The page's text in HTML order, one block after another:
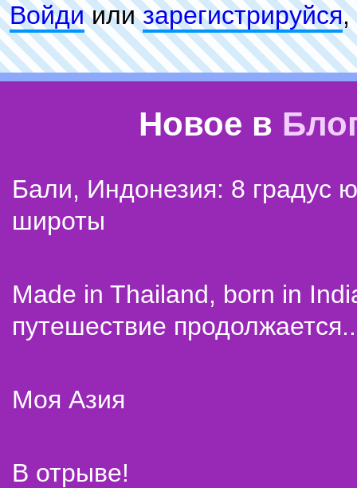
Войдиилизарeгиcтpируйся,
Новое в
Бали, Индонезия: 8 градус
широты
Made in Thailand, born in
путешествие
Моя Азия
В отрыве!